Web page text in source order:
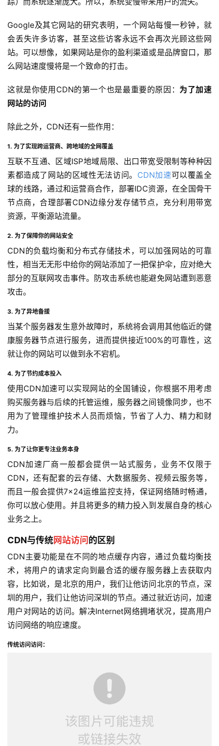
Google及其它网站的研究表明，一个网站每慢一秒钟，就
会丢失许多访客，甚至这些访客永远不会再次光顾这些网
站。可以想像，如果网站是你的盈利渠道或是品牌窗口，那
么网站速度慢将是一个致命的打击。
这就是你使用CDN的第一个也是最重要的原因： 为了加速
网站的访问
除此之外，CDN还有一些作用：
1. 为了实现跨运营商、跨地域的全网覆盖
互联不互通、区域ISP地域局限、出口带宽受限制等种种因
素都造成了网站的区域性无法访问。 CDN加速可以覆盖全
球的线路，通过和运营商合作，部署IDC资源，在全国骨干
节点商，合理部署CDN边缘分发存储节点，充分利用带宽
资源，平衡源站流量。
2. 为了保障你的网站安全
CDN的负载均衡和分布式存储技术，可以加强网站的可靠
性，相当无无形中给你的网站添加了一把保护伞，应对绝大
部分的互联网攻击事件。防攻击系统也能避免网站遭到恶意
攻击。
3. 为了异地备援
当某个服务器发生意外故障时，系统将会调用其他临近的健
康服务器节点进行服务，进而提供接近100%的可靠性，这
就让你的网站可以做到永不宕机。
4. 为了节约成本投入
使用CDN加速可以实现网站的全国铺设，你根据不用考虑
购买服务器与后续的托管运维，服务器之间镜像同步，也不
用为了管理维护技术人员而烦恼，节省了人力、精力和财
力。
5. 为了让你更专注业务本身
CDN加速厂商一般都会提供一站式服务，业务不仅限于
CDN，还有配套的云存储、大数据服务、视频云服务等，
而且一般会提供7×24运维监控支持，保证网络随时畅通，
你可以放心使用。并且将更多的精力投入到发展自身的核心
业务之上。
CDN与传统网站访问的区别
CDN主要功能是在不同的地点缓存内容，通过负载均衡技
术，将用户的请求定向到最合适的缓存服务器上去获取内
容，比如说，是北京的用户，我们让他访问北京的节点，深
圳的用户，我们让他访问深圳的节点。通过就近访问，加速
用户对网站的访问。解决Internet网络拥堵状况，提高用户
访问网络的响应速度。
传统访问访问：